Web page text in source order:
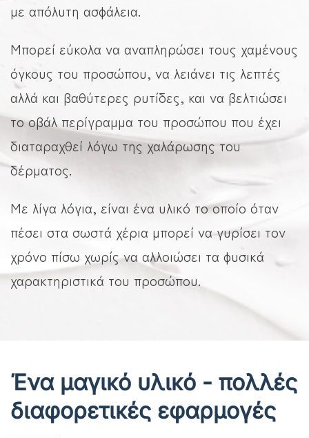
με απόλυτη ασφάλεια.
Μπορεί εύκολα να αναπληρώσει τους χαμένους
όγκους του προσώπου, να λειάνει τις λεπτές
αλλά και βαθύτερες ρυτίδες, και να βελτιώσει
το οβάλ περίγραμμα του προσώπου που έχει
διαταραχθεί λόγω της χαλάρωσης του
δέρματος.
Με λίγα λόγια, είναι ένα υλικό το οποίο όταν
πέσει στα σωστά χέρια μπορεί να γυρίσει τον
χρόνο πίσω χωρίς να αλλοιώσει τα φυσικά
χαρακτηριστικά του προσώπου.
Ένα μαγικό υλικό - πολλές
διαφορετικές εφαρμογές